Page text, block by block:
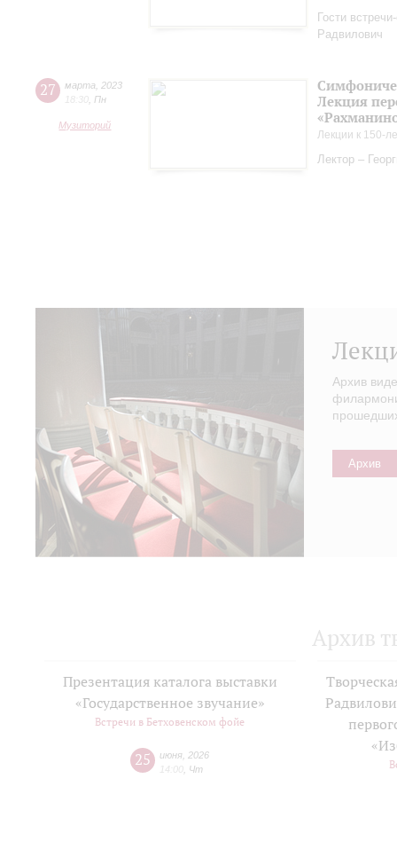
Гости
Радвилович
27 марта
2023
18:30 Пн
Музиторий
Лекция
Лекции к 150-
Лектор –
Архив
Архив
Архив
Презентация каталога выставки
«Государственное звучание»
Встречи в Бетховенском фойе
25 июня 2026
14:00 Чт